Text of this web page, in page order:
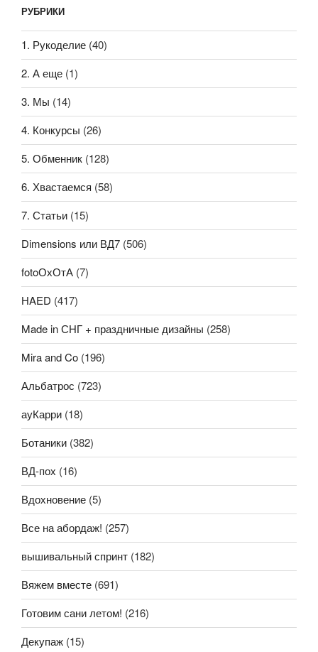
РУБРИКИ
1. Рукоделие (40)
2. А еще (1)
3. Мы (14)
4. Конкурсы (26)
5. Обменник (128)
6. Хвастаемся (58)
7. Статьи (15)
Dimensions или ВД7 (506)
fotoОхОтА (7)
HAED (417)
Made in СНГ + праздничные дизайны (258)
Mira and Co (196)
Альбатрос (723)
ауКарри (18)
Ботаники (382)
ВД-пох (16)
Вдохновение (5)
Все на абордаж! (257)
вышивальный спринт (182)
Вяжем вместе (691)
Готовим сани летом! (216)
Декупаж (15)